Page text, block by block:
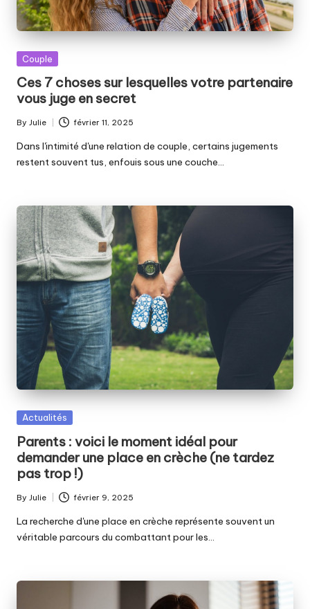
Posted
Couple
Ces 7 choses sur lesquelles votre partenaire
vous juge en secret
Posted
by
By Julie février 11, 2025
Dans l'intimité d'une relation de couple, certains jugements
restent souvent tus, enfouis sous une couche…
Posted
Actualités
Parents : voici le moment idéal pour
demander une place en crèche (ne tardez
pas trop !)
Posted
by
By Julie février 9, 2025
La recherche d'une place en crèche représente souvent un
véritable parcours du combattant pour les…